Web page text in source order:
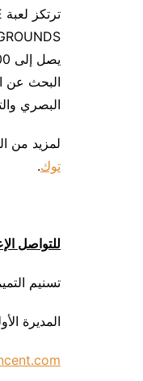
البحث عن
البصري
لمزيد من
توك.
للتواصل
تسنيم
المديرة